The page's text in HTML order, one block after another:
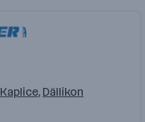
Kaplice, Dällikon